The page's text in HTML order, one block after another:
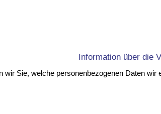
Information über die
wir Sie, welche personenbezogenen Daten